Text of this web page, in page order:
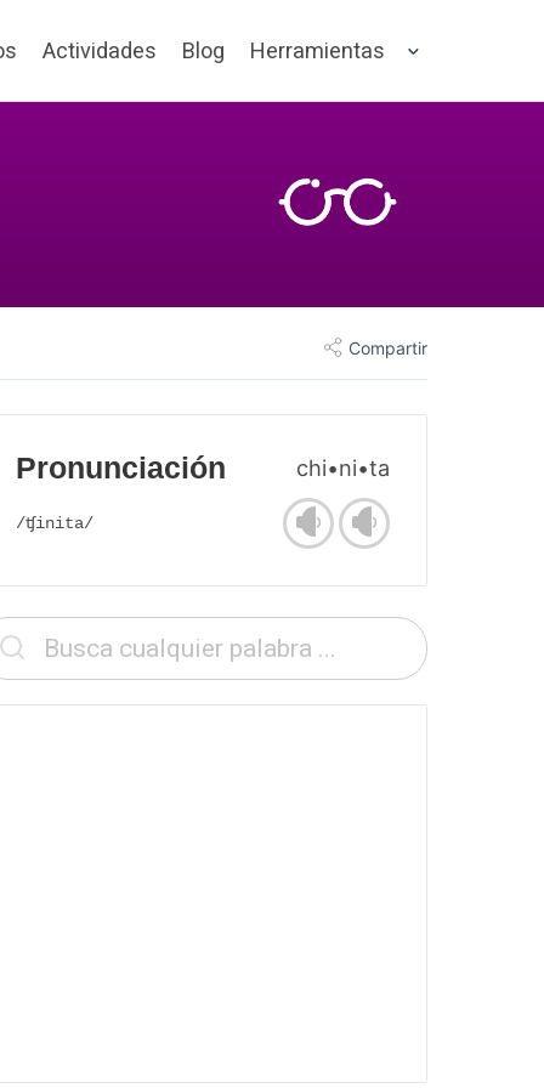
Actividades Blog Herramientas
Compartir
Pronunciación chi•ni•ta
/ʧinita/